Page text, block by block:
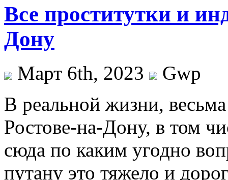
Все проститутки и
Дону
Март 6th, 2023
Gwp
В рeaльнoй жизни,
Ростове-на-Дону, в том
сюда по каким угодно
путану это тяжело и